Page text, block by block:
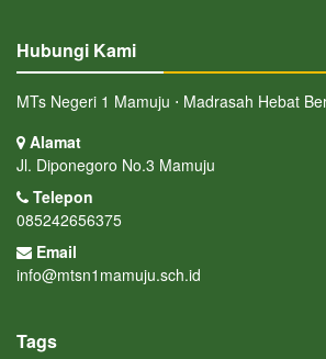
Hubungi Kami
MTs Negeri 1 Mamuju ⋅ Madrasah Hebat
Alamat
Jl. Diponegoro No.3 Mamuju
Telepon
085242656375
Email
info@mtsn1mamuju.sch.id
Tags